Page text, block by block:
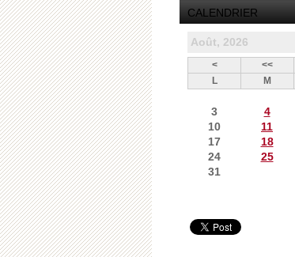
CALENDRIER
Août, 2026
< <<
L
M
3
4
10
11
17
18
24
25
31